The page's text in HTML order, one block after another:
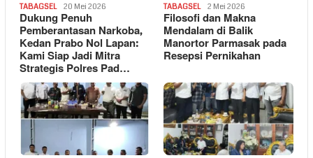
TABAGSEL 20 Mei 2026
Dukung Penuh
Pemberantasan Narkoba,
Kedan Prabo Nol Lapan:
Kami Siap Jadi Mitra
Strategis Polres Pad…
TABAGSEL 2 Mei 2026
Filosofi dan Makna
Mendalam di Balik
Manortor Parmasak pada
Resepsi Pernikahan